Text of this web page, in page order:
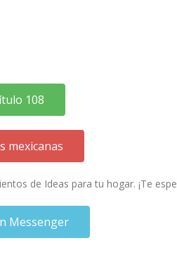
108
mexicanas
de Ideas para tu hogar. ¡Te
Messenger